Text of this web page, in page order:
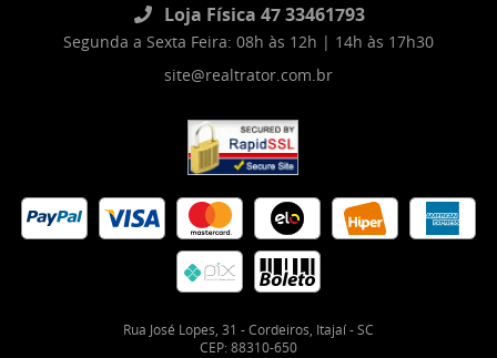
Loja Física 47 33461793
Segunda a Sexta Feira: 08h às 12h | 14h às 17h30
site@realtrator.com.br
Rua José Lopes, 31 -Cordeiros, Itajaí-SC
CEP: 88310-650